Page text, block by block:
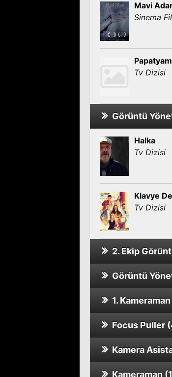
Mavi
Sinema
Tv Dizisi
Görüntü
Halka
Tv Dizisi
Klavye
Tv Dizisi
2. Ekip
Beyaz
Tv Dizisi
Bugünün
Görüntü
Sırat
Tv Dizisi
Kirli
1.
Yalancı
Tv Dizisi
Focus Puller
Tv Dizisi
Kamera
Zeynep'in
Kameraman